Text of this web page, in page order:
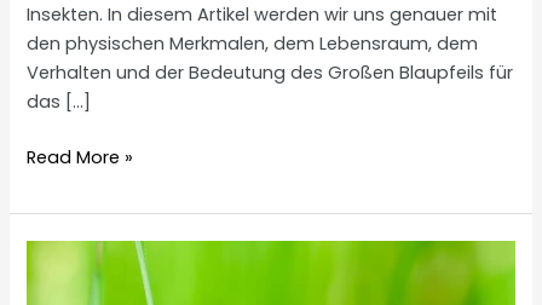
Insekten. In diesem Artikel werden wir uns genauer mit
den physischen Merkmalen, dem Lebensraum, dem
Verhalten und der Bedeutung des Großen Blaupfeils für
das […]
Großer
Read More »